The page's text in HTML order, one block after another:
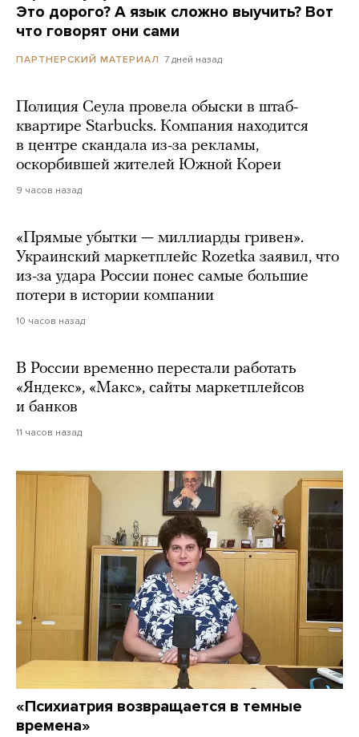
Это дорого? А язык сложно выучить? Вот
что говорят они сами
ПАРТНЕРСКИЙ МАТЕРИАЛ 7 дней назад
Полиция Сеула провела обыски в штаб-
квартире Starbucks. Компания находится
в центре скандала из-за рекламы,
оскорбившей жителей Южной Кореи
9 часов назад
«Прямые убытки — миллиарды гривен».
Украинский маркетплейс Rozetka заявил, что
из-за удара России понес самые большие
потери в истории компании
10 часов назад
В России временно перестали работать
«Яндекс», «Макс», сайты маркетплейсов
и банков
11 часов назад
«Психиатрия возвращается в темные
времена»